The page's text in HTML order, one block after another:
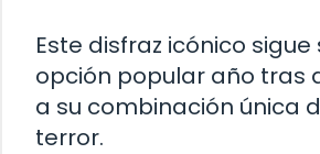
Este disfraz icónico
opción popular año tras
a su combinación única
terror.